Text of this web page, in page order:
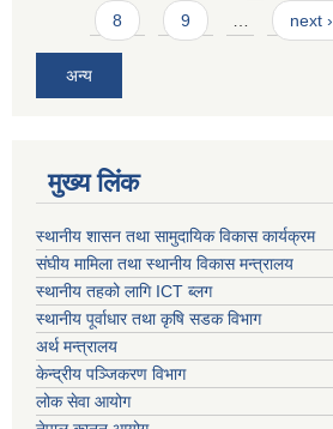
8 9 next ›
अन्य
मुख्य लिंक
स्थानीय शासन तथा सामुदायिक विकास कार्यक्रम
संघीय मामिला तथा स्थानीय विकास मन्त्रालय
स्थानीय तहको लागि ICT ब्लग
स्थानीय पूर्वाधार तथा कृषि सडक विभाग
अर्थ मन्त्रालय
केन्द्रीय पञ्जिकरण विभाग
लोक सेवा आयोग